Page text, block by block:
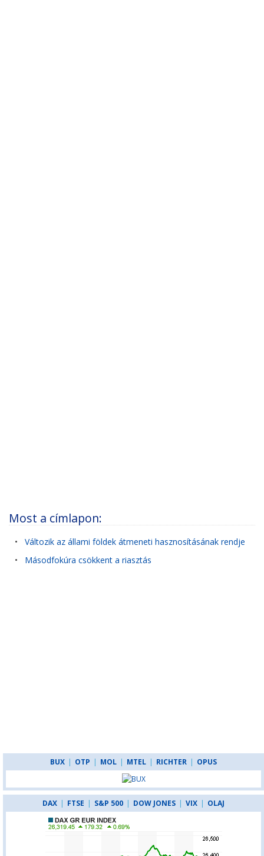
Most a címlapon:
• Változik az állami földek átmeneti hasznosításának rendje
• Másodfokúra csökkent a riasztás
BUX | OTP | MOL | MTEL | RICHTER | OPUS
DAX | FTSE | S&P 500 | DOW JONES | VIX | OLAJ